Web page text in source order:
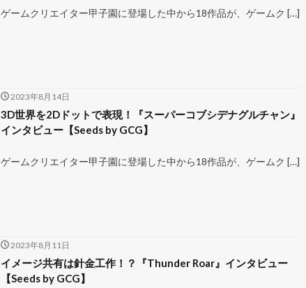
ゲームクリエイター甲子園に登場した中から18作品が、ゲームク […]
2023年8月14日
3D世界を2Dドットで表現！『スーパーコブシデナグルチャン』
インタビュー【Seeds by GCG】
ゲームクリエイター甲子園に登場した中から18作品が、ゲームク […]
2023年8月11日
イメージ共有は針金工作！？『Thunder Roar』インタビュー
【Seeds by GCG】